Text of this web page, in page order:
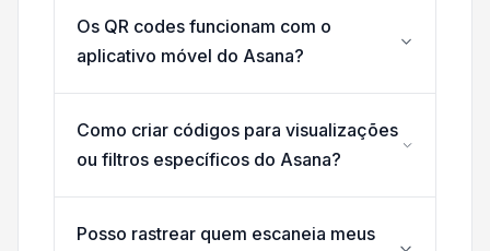
Os QR codes funcionam com o
aplicativo móvel do Asana?
Como criar códigos para visualizações
ou filtros específicos do Asana?
Posso rastrear quem escaneia meus